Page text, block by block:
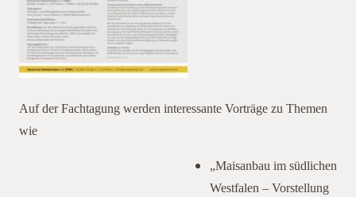
Auf der Fachtagung werden interessante Vorträge zu Themen
wie
„Maisanbau im südlichen
Westfalen – Vorstellung